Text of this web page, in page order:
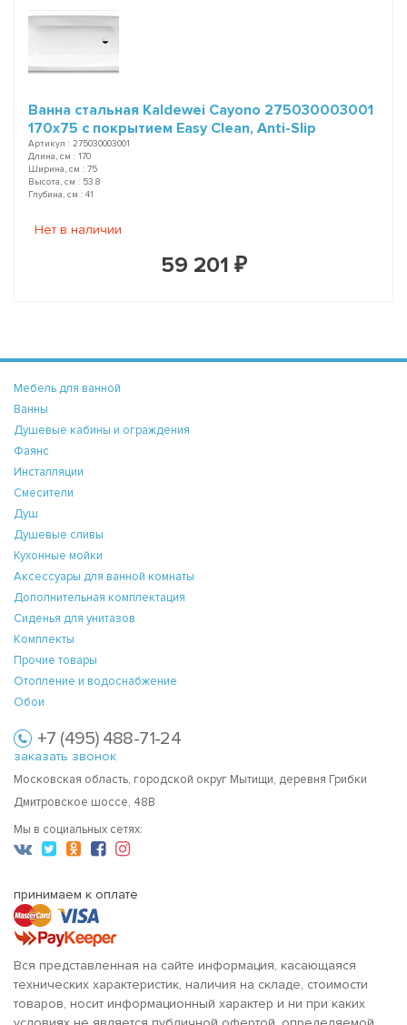
Ванна стальная Kaldewei Cayono 275030003001
170x75 с покрытием Easy Clean, Anti-Slip
Артикул : 275030003001
Длина, см : 170
Ширина, см : 75
Высота, см : 53.8
Глубина, см : 41
Нет в наличии
59 201 ₽
Мебель для ванной
Ванны
Душевые кабины и ограждения
Фаянс
Инсталляции
Смесители
Душ
Душевые сливы
Кухонные мойки
Аксессуары для ванной комнаты
Дополнительная комплектация
Сиденья для унитазов
Комплекты
Прочие товары
Отопление и водоснабжение
Обои
+7 (495) 488-71-24
заказать звонок
Московская область, городской округ Мытищи, деревня Грибки
Дмитровское шоссе, 48В
Мы в социальных сетях:
принимаем к оплате
Вся представленная на сайте информация, касающаяся
технических характеристик, наличия на складе, стоимости
товаров, носит информационный характер и ни при каких